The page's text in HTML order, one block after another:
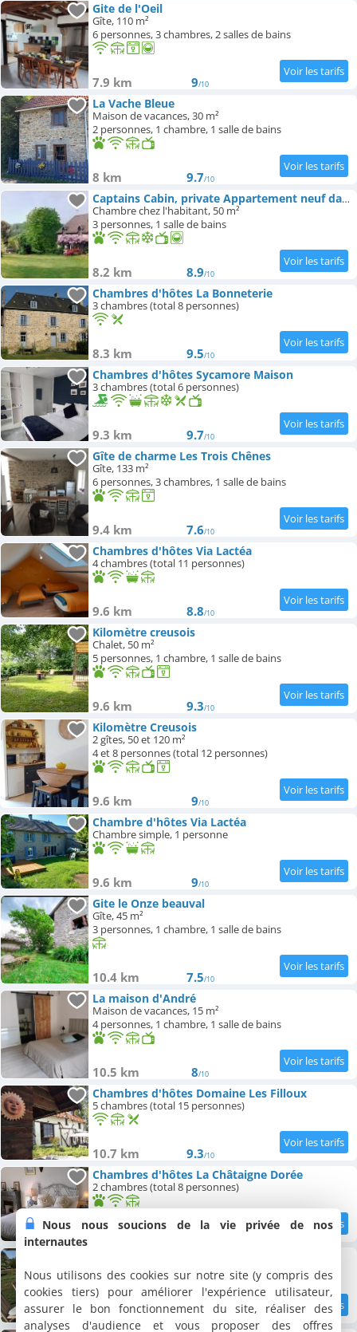
Gite de l'Oeil
Gîte, 110 m²
6 personnes, 3 chambres, 2 salles de bains
7.9 km 9/10
La Vache Bleue
Maison de vacances, 30 m²
2 personnes, 1 chambre, 1 salle de bains
8 km 9.7/10
Captains Cabin, private Appartement neuf dans vielle maison campagne
Chambre chez l'habitant, 50 m²
3 personnes, 1 salle de bains
8.2 km 8.9/10
Chambres d'hôtes La Bonneterie
3 chambres (total 8 personnes)
8.3 km 9.5/10
Chambres d'hôtes Sycamore Maison
3 chambres (total 6 personnes)
9.3 km 9.7/10
Gîte de charme Les Trois Chênes
Gîte, 133 m²
6 personnes, 3 chambres, 1 salle de bains
9.4 km 7.6/10
Chambres d'hôtes Via Lactéa
4 chambres (total 11 personnes)
9.6 km 8.8/10
Kilomètre creusois
Chalet, 50 m²
5 personnes, 1 chambre, 1 salle de bains
9.6 km 9.3/10
Kilomètre Creusois
2 gîtes, 50 et 120 m²
4 et 8 personnes (total 12 personnes)
9.6 km 9/10
Chambre d'hôtes Via Lactéa
Chambre simple, 1 personne
9.6 km 9/10
Gite le Onze beauval
Gîte, 45 m²
3 personnes, 1 chambre, 1 salle de bains
10.4 km 7.5/10
La maison d'André
Maison de vacances, 15 m²
4 personnes, 1 chambre, 1 salle de bains
10.5 km 8/10
Chambres d'hôtes Domaine Les Filloux
5 chambres (total 15 personnes)
10.7 km 9.3/10
Chambres d'hôtes La Châtaigne Dorée
2 chambres (total 8 personnes)
2 chambres (total 6 personnes)
11.2 km 9
Nous nous soucions de la vie privée de nos
internautes
Nous utilisons des cookies sur notre site (y compris des
cookies tiers) pour améliorer l'expérience utilisateur,
assurer le bon fonctionnement du site, réaliser des
analyses d'audience et vous proposer des offres